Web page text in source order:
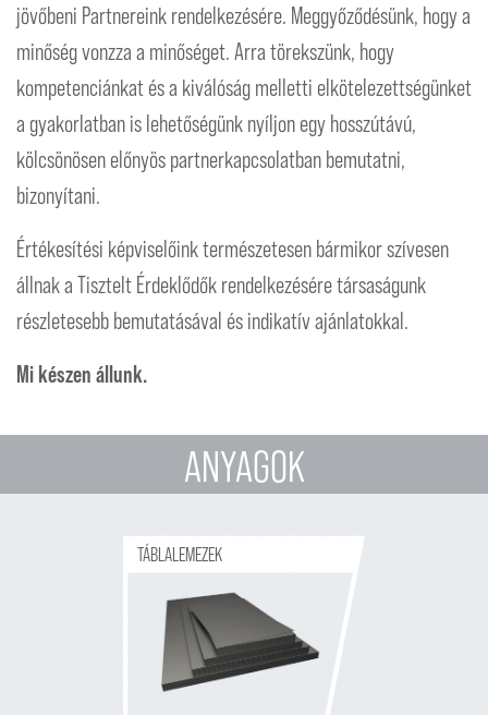
jövőbeni Partnereink rendelkezésére. Meggyőződésünk, hogy a
minőség vonzza a minőséget. Arra törekszünk, hogy
kompetenciánkat és a kiválóság melletti elkötelezettségünket
a gyakorlatban is lehetőségünk nyíljon egy hosszútávú,
kölcsönösen előnyös partnerkapcsolatban bemutatni,
bizonyítani.
Értékesítési képviselőink természetesen bármikor szívesen
állnak a Tisztelt Érdeklődők rendelkezésére társaságunk
részletesebb bemutatásával és indikatív ajánlatokkal.
Mi készen állunk.
ANYAGOK
TÁBLALEMEZEK